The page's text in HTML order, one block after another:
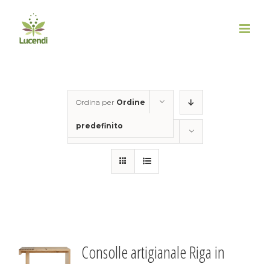
contenuto
Ordina per Ordine
predefinito
Mostra
Consolle artigianale Riga in